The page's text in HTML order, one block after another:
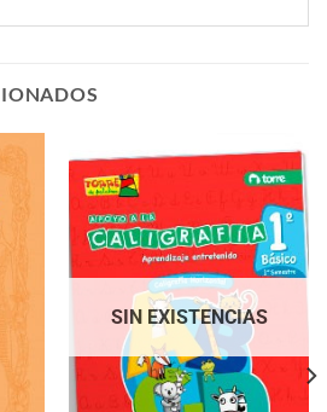
SIN EXISTENCIAS